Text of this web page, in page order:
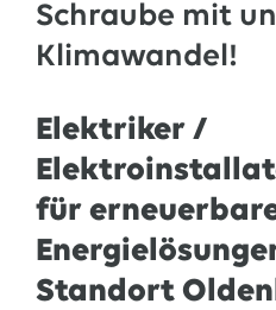
Schraube mit
Klimawandel!
Elektriker /
für
Standort